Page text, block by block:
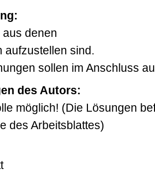
aus denen
aufzustellen sind.
sollen im Anschluss
des Autors:
möglich! (Die Lösungen
des Arbeitsblattes)